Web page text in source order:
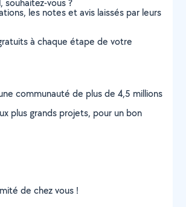
vous ?
les notes et avis laissés par leurs
à chaque étape de votre
communauté de plus de 4,5 millions
plus grands projets, pour un bon
de chez vous !